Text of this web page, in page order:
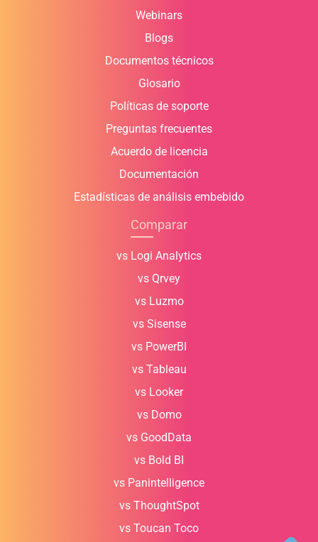
Webinars
Blogs
Documentos técnicos
Glosario
Políticas de soporte
Preguntas frecuentes
Acuerdo de licencia
Documentación
Estadísticas de análisis embebido
Comparar
vs Logi Analytics
vs Qrvey
vs Luzmo
vs Sisense
vs PowerBI
vs Tableau
vs Looker
vs Domo
vs GoodData
vs Bold BI
vs Panintelligence
vs ThoughtSpot
vs Toucan Toco